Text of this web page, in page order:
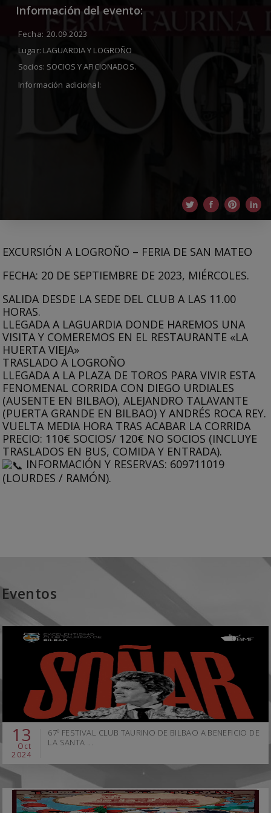
Información del evento:
Fecha: 20.09.2023
Lugar: LAGUARDIA Y LOGROÑO
Socios: SOCIOS Y AFICIONADOS.
Información adicional:
EXCURSIÓN A LOGROÑO – FERIA DE SAN MATEO
FECHA: 20 DE SEPTIEMBRE DE 2023, MIÉRCOLES.
SALIDA DESDE LA SEDE DEL CLUB A LAS 11.00
HORAS.
LLEGADA A LAGUARDIA DONDE HAREMOS UNA
VISITA Y COMEREMOS EN EL RESTAURANTE «LA
HUERTA VIEJA»
TRASLADO A LOGROÑO
LLEGADA A LA PLAZA DE TOROS PARA VIVIR ESTA
FENOMENAL CORRIDA CON DIEGO URDIALES
(AUSENTE EN BILBAO), ALEJANDRO TALAVANTE
(PUERTA GRANDE EN BILBAO) Y ANDRÉS ROCA REY.
VUELTA MEDIA HORA TRAS ACABAR LA CORRIDA
PRECIO: 110€ SOCIOS/ 120€ NO SOCIOS (INCLUYE
TRASLADOS EN BUS, COMIDA Y ENTRADA).
INFORMACIÓN Y RESERVAS: 609711019
(LOURDES / RAMÓN).
Eventos
13
Oct
2024
67º FESTIVAL CLUB TAURINO DE BILBAO A BENEFICIO DE
LA SANTA ...